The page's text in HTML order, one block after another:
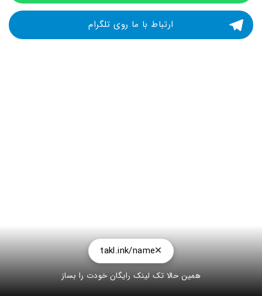
ارتباط با ما روی تلگرام
takl.ink/name
همین حالا تک لینک رایگان خودت را بساز